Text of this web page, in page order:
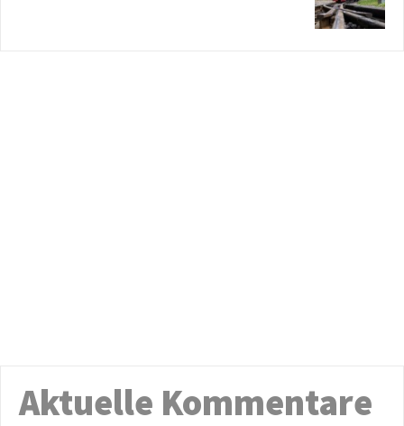
Aktuelle Kommentare